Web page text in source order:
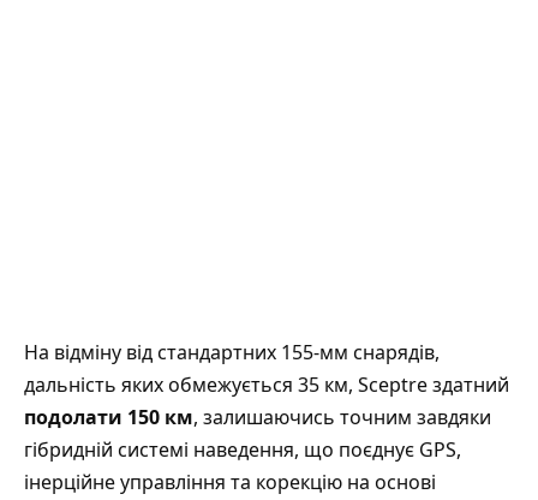
На відміну від стандартних 155-мм снарядів,
дальність яких обмежується 35 км, Sceptre здатний
подолати 150 км, залишаючись точним завдяки
гібридній системі наведення, що поєднує GPS,
інерційне управління та корекцію на основі